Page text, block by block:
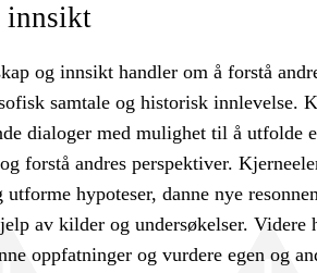
innsikt
og innsikt handler om å forstå
samtale og historisk innlevelse.
dialoger med mulighet til å utfolde
forstå andres perspektiver.
hypoteser, danne nye
av kilder og undersøkelser. Videre
oppfatninger og vurdere egen og